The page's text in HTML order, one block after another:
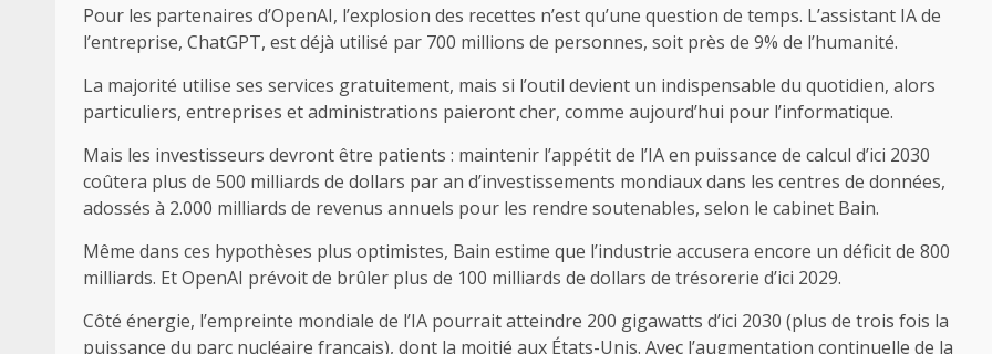
Pour les partenaires d’OpenAI, l’explosion des recettes n’est qu’une question de temps. L’assistant IA de
l’entreprise, ChatGPT, est déjà utilisé par 700 millions de personnes, soit près de 9% de l’humanité.
La majorité utilise ses services gratuitement, mais si l’outil devient un indispensable du quotidien, alors
particuliers, entreprises et administrations paieront cher, comme aujourd’hui pour l’informatique.
Mais les investisseurs devront être patients : maintenir l’appétit de l’IA en puissance de calcul d’ici 2030
coûtera plus de 500 milliards de dollars par an d’investissements mondiaux dans les centres de données,
adossés à 2.000 milliards de revenus annuels pour les rendre soutenables, selon le cabinet Bain.
Même dans ces hypothèses plus optimistes, Bain estime que l’industrie accusera encore un déficit de 800
milliards. Et OpenAI prévoit de brûler plus de 100 milliards de dollars de trésorerie d’ici 2029.
Côté énergie, l’empreinte mondiale de l’IA pourrait atteindre 200 gigawatts d’ici 2030 (plus de trois fois la
puissance du parc nucléaire français), dont la moitié aux États-Unis. Avec l’augmentation continuelle de la